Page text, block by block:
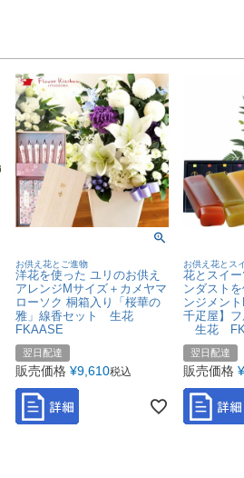
お供え花とご進物
洋花を使った ユリのお供え
アレンジMサイズ＋カメヤマ
ローソク 桐箱入り「桜華の
雅」線香セット 生花
FKAASE
翌日配達
販売価格 ¥9,610税込
お供え花とス
花とスイ
ンダスト
ンジメン
千疋屋】
生花
翌日配達
販売価格